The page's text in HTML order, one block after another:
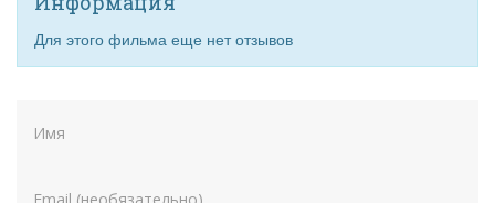
Для этого фильма еще нет отзывов